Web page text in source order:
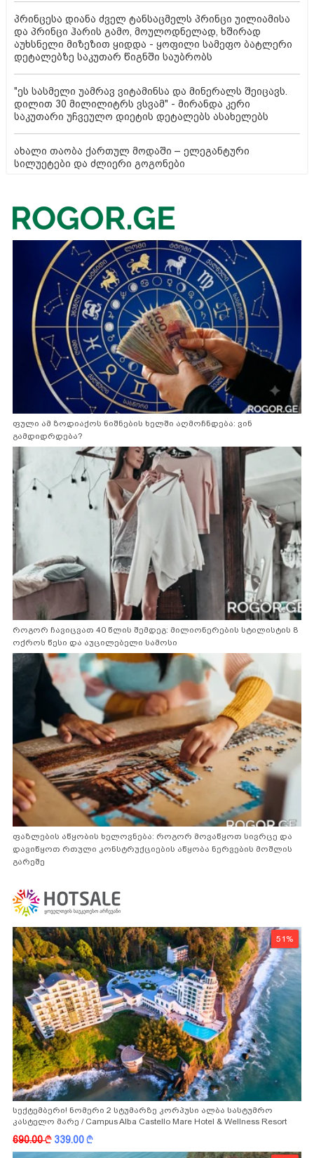
პრინცესა დიანა ძველ ტანსაცმელს პრინცი უილიამისა
და პრინცი ჰარის გამო, მოულოდნელად, ხშირად
აუხსნელი მიზეზით ყიდდა - ყოფილი სამეფო ბატლერი
დეტალებზე საკუთარ წიგნში საუბრობს
"ეს სასმელი უამრავ ვიტამინსა და მინერალს შეიცავს.
დილით 30 მილილიტრს ვსვამ" - მირანდა კერი
საკუთარი უჩვეულო დიეტის დეტალებს ასახელებს
ახალი თაობა ქართულ მოდაში – ელეგანტური
სილუეტები და ძლიერი გოგონები
ფული ამ ზოდიაქოს ნიშნების ხელში აღმოჩნდება: ვინ
გამდიდრდება?
როგორ ჩავიცვათ 40 წლის შემდეგ: მილიონერების სტილისტის 8
ოქროს წესი და აუცილებელი სამოსი
ფაზლების აწყობის ხელოვნება: როგორ მოვაწყოთ სივრცე და
დავიწყოთ რთული კონსტრუქციების აწყობა ნერვების მოშლის
გარეშე
51%
სექტემბერი! ნომერი 2 სტუმარზე კორპუსი ალბა სასტუმრო
კასტელო მარე / Campus Alba Castello Mare Hotel & Wellness Resort
690.00k 339.00k